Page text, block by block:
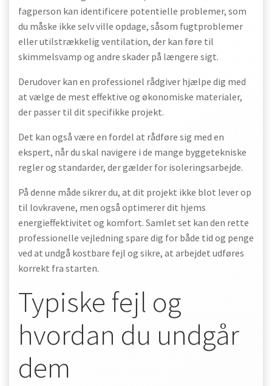
fagperson kan identificere potentielle problemer, som
du måske ikke selv ville opdage, såsom fugtproblemer
eller utilstrækkelig ventilation, der kan føre til
skimmelsvamp og andre skader på længere sigt.
Derudover kan en professionel rådgiver hjælpe dig med
at vælge de mest effektive og økonomiske materialer,
der passer til dit specifikke projekt.
Det kan også være en fordel at rådføre sig med en
ekspert, når du skal navigere i de mange byggetekniske
regler og standarder, der gælder for isoleringsarbejde.
På denne måde sikrer du, at dit projekt ikke blot lever op
til lovkravene, men også optimerer dit hjems
energieffektivitet og komfort. Samlet set kan den rette
professionelle vejledning spare dig for både tid og penge
ved at undgå kostbare fejl og sikre, at arbejdet udføres
korrekt fra starten.
Typiske fejl og
hvordan du undgår
dem